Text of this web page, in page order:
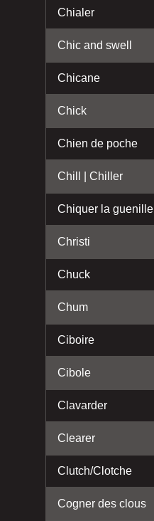
Chialer
Chic and swell
Chicane
Chick
Chien de poche
Chill | Chiller
Chiquer la guenille
Christi
Chuck
Chum
Ciboire
Cibole
Clavarder
Clearer
Clutch/Clotche
Cogner des clous